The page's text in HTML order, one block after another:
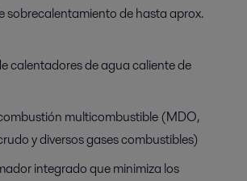
sobrecalentamiento de hasta aprox.
calentadores de agua caliente de
multicombustible (MDO,
y diversos gases combustibles)
integrado que minimiza los